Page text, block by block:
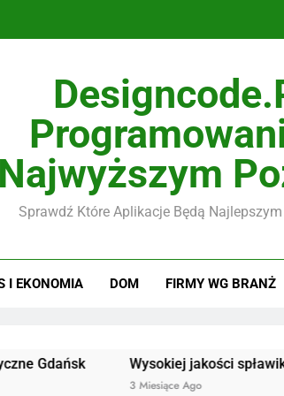
Najwyższym
Sprawdź Które Aplikacje Będą
I EKONOMIA DOM FIRMY WG BRANŻ
Wysokiej jakości spławik
3 Miesiące Ago